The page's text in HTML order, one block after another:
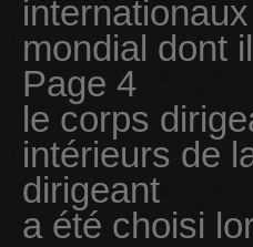
mondial dont
Page 4
le corps
intérieurs de
dirigeant
a été choisi